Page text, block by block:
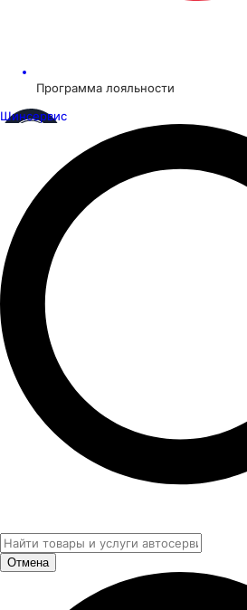
Программа лояльности
Шинсервис
Отмена